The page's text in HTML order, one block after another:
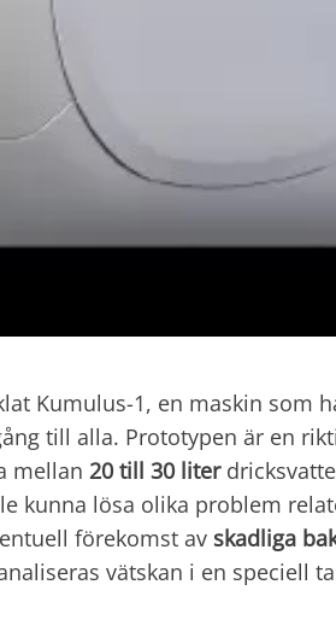
Kumulus-1, en maskin som
till alla. Prototypen är en
mellan 20 till 30 liter
kunna lösa olika problem
förekomst av skadliga
vätskan i en speciell